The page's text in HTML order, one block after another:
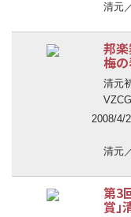
清元
邦楽
梅
清元
2008/4/
清元
第3
賞」